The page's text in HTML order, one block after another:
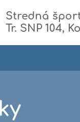
Stredná
Tr. SNP 104,